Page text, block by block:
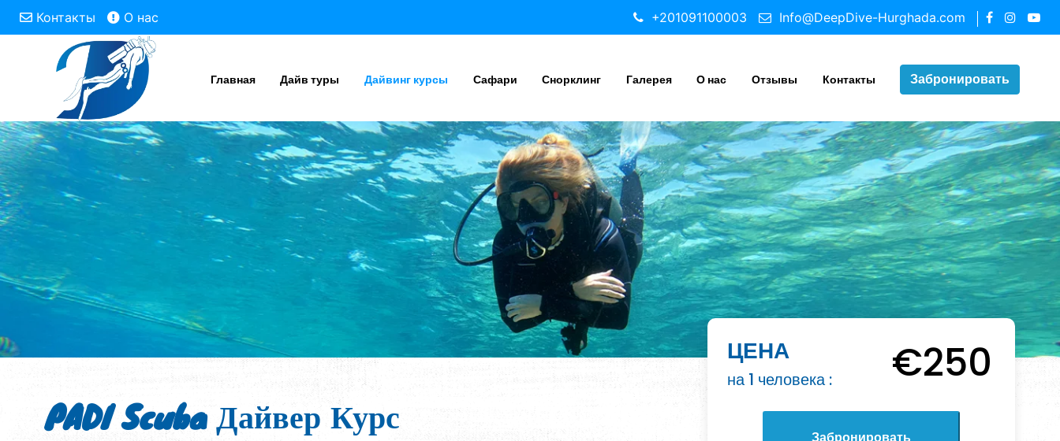
Контакты О нас +201091100003 Info@DeepDive-Hurghada.com
Главная Дайв туры Дайвинг курсы Сафари Снорклинг Галерея О нас Отзывы Контакты Забронировать
PADI Scuba Дайвер Курс
ЦЕНА
на 1 человека : €250